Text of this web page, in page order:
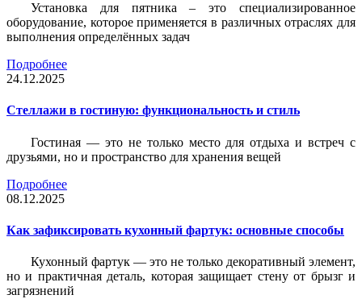
Установка для пятника – это специализированное
оборудование, которое применяется в различных отраслях для
выполнения определённых задач
Подробнее
24.12.2025
Стеллажи в гостиную: функциональность и стиль
Гостиная — это не только место для отдыха и встреч с
друзьями, но и пространство для хранения вещей
Подробнее
08.12.2025
Как зафиксировать кухонный фартук: основные способы
Кухонный фартук — это не только декоративный элемент,
но и практичная деталь, которая защищает стену от брызг и
загрязнений